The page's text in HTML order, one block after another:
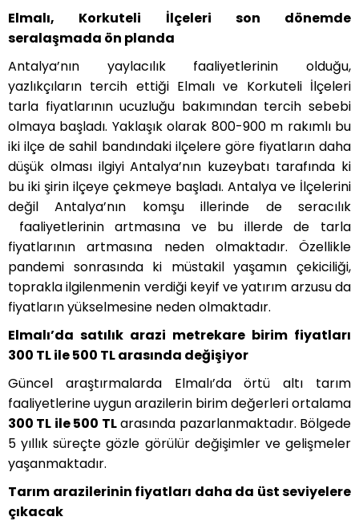
Elmalı, Korkuteli İlçeleri son dönemde
seralaşmada ön planda
Antalya’nın yaylacılık faaliyetlerinin olduğu,
yazlıkçıların tercih ettiği Elmalı ve Korkuteli İlçeleri
tarla fiyatlarının ucuzluğu bakımından tercih sebebi
olmaya başladı. Yaklaşık olarak 800-900 m rakımlı bu
iki ilçe de sahil bandındaki ilçelere göre fiyatların daha
düşük olması ilgiyi Antalya’nın kuzeybatı tarafında ki
bu iki şirin ilçeye çekmeye başladı. Antalya ve İlçelerini
değil Antalya’nın komşu illerinde de seracılık
faaliyetlerinin artmasına ve bu illerde de tarla
fiyatlarının artmasına neden olmaktadır. Özellikle
pandemi sonrasında ki müstakil yaşamın çekiciliği,
toprakla ilgilenmenin verdiği keyif ve yatırım arzusu da
fiyatların yükselmesine neden olmaktadır.
Elmalı’da satılık arazi metrekare birim fiyatları
300 TL ile 500 TL arasında değişiyor
Güncel araştırmalarda Elmalı’da örtü altı tarım
faaliyetlerine uygun arazilerin birim değerleri ortalama
300 TL ile 500 TLarasında pazarlanmaktadır. Bölgede
5 yıllık süreçte gözle görülür değişimler ve gelişmeler
yaşanmaktadır.
Tarım arazilerinin fiyatları daha da üst seviyelere
çıkacak